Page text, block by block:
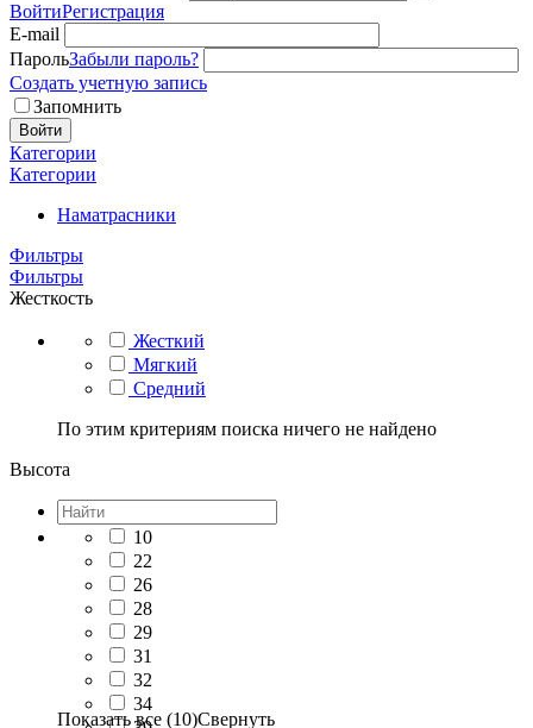
ВойтиРегистрация
E-mail
ПарольЗабыли пароль?
Создать учетную запись
Запомнить
Войти
Категории
Категории
Наматрасники
Фильтры
Фильтры
Жесткость
Жесткий
Мягкий
Средний
По этим критериям поиска ничего не найдено
Высота
10
22
26
28
29
31
32
34
Показать все (10)Свернуть